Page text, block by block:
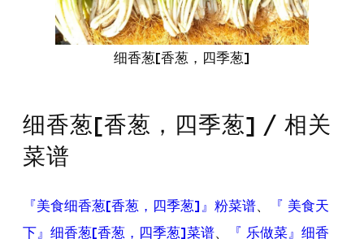
细香葱[香葱，四季葱]
细香葱[香葱，四季葱] / 相关
菜谱
『美食细香葱[香葱，四季葱]』粉菜谱、
『 美食天
下』细香葱[香葱，四季葱]菜谱、
『 乐做菜』细香